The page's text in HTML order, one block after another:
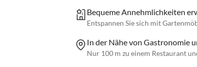
Bequeme Annehmlichkeiten
Entspannen Sie sich mit
In der Nähe von Gastronomie
Nur 100 m zu einem Restaurant